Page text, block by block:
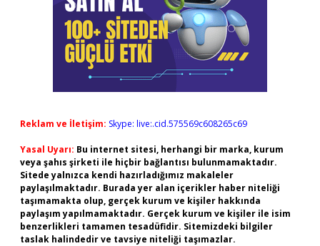
Reklam ve İletişim: Skype: live:.cid.575569c608265c69
Yasal Uyarı: Bu internet sitesi, herhangi bir marka, kurum
veya şahıs şirketi ile hiçbir bağlantısı bulunmamaktadır.
Sitede yalnızca kendi hazırladığımız makaleler
paylaşılmaktadır. Burada yer alan içerikler haber niteliği
taşımamakta olup, gerçek kurum ve kişiler hakkında
paylaşım yapılmamaktadır. Gerçek kurum ve kişiler ile isim
benzerlikleri tamamen tesadüfidir. Sitemizdeki bilgiler
taslak halindedir ve tavsiye niteliği taşımazlar.